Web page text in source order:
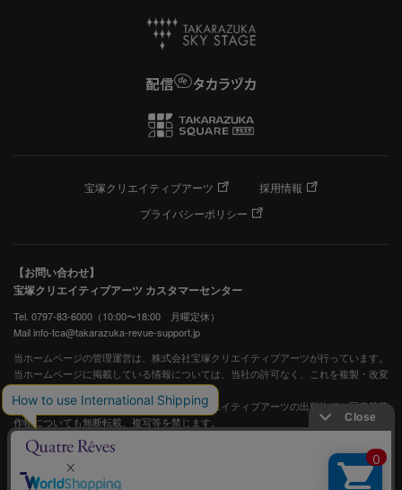
宝塚クリエイティブアーツ
採用情報
プライバシーポリシー
【お問い合わせ】
宝塚クリエイティブアーツ カスタマーセンター
Tel. 0797-83-6000（10:00〜18:00 月曜定休）
Mail info-tca@takarazuka-revue-support.jp
当ホームページの管理運営は、株式会社宝塚クリエイティブアーツが行っています。
当ホームページに掲載している情報については、当社の許可なく、これを複製・改変
することを固く禁止します。
また、阪急電鉄並びに宝塚歌劇団、宝塚クリエイティブアーツの出版物ほか写真等著
作物についても無断転載、複写等を禁じます。
宝塚歌劇公式ホームページ
JASRAC許諾番号：S0507081515